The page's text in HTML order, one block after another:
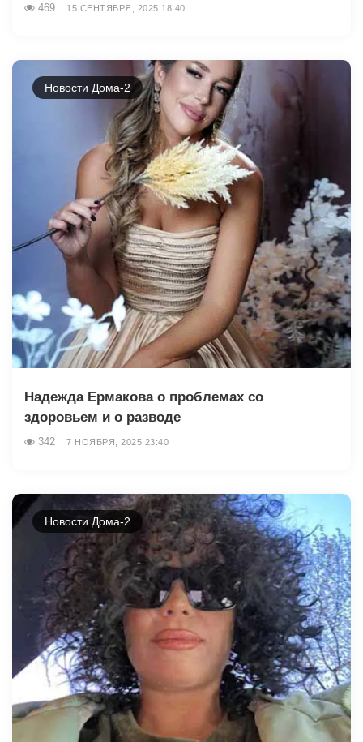
469 15 СЕНТЯБРЯ, 2025 18:40
Новости Дома-2
Надежда Ермакова о проблемах со
здоровьем и о разводе
342 7 НОЯБРЯ, 2025 23:40
Новости Дома-2